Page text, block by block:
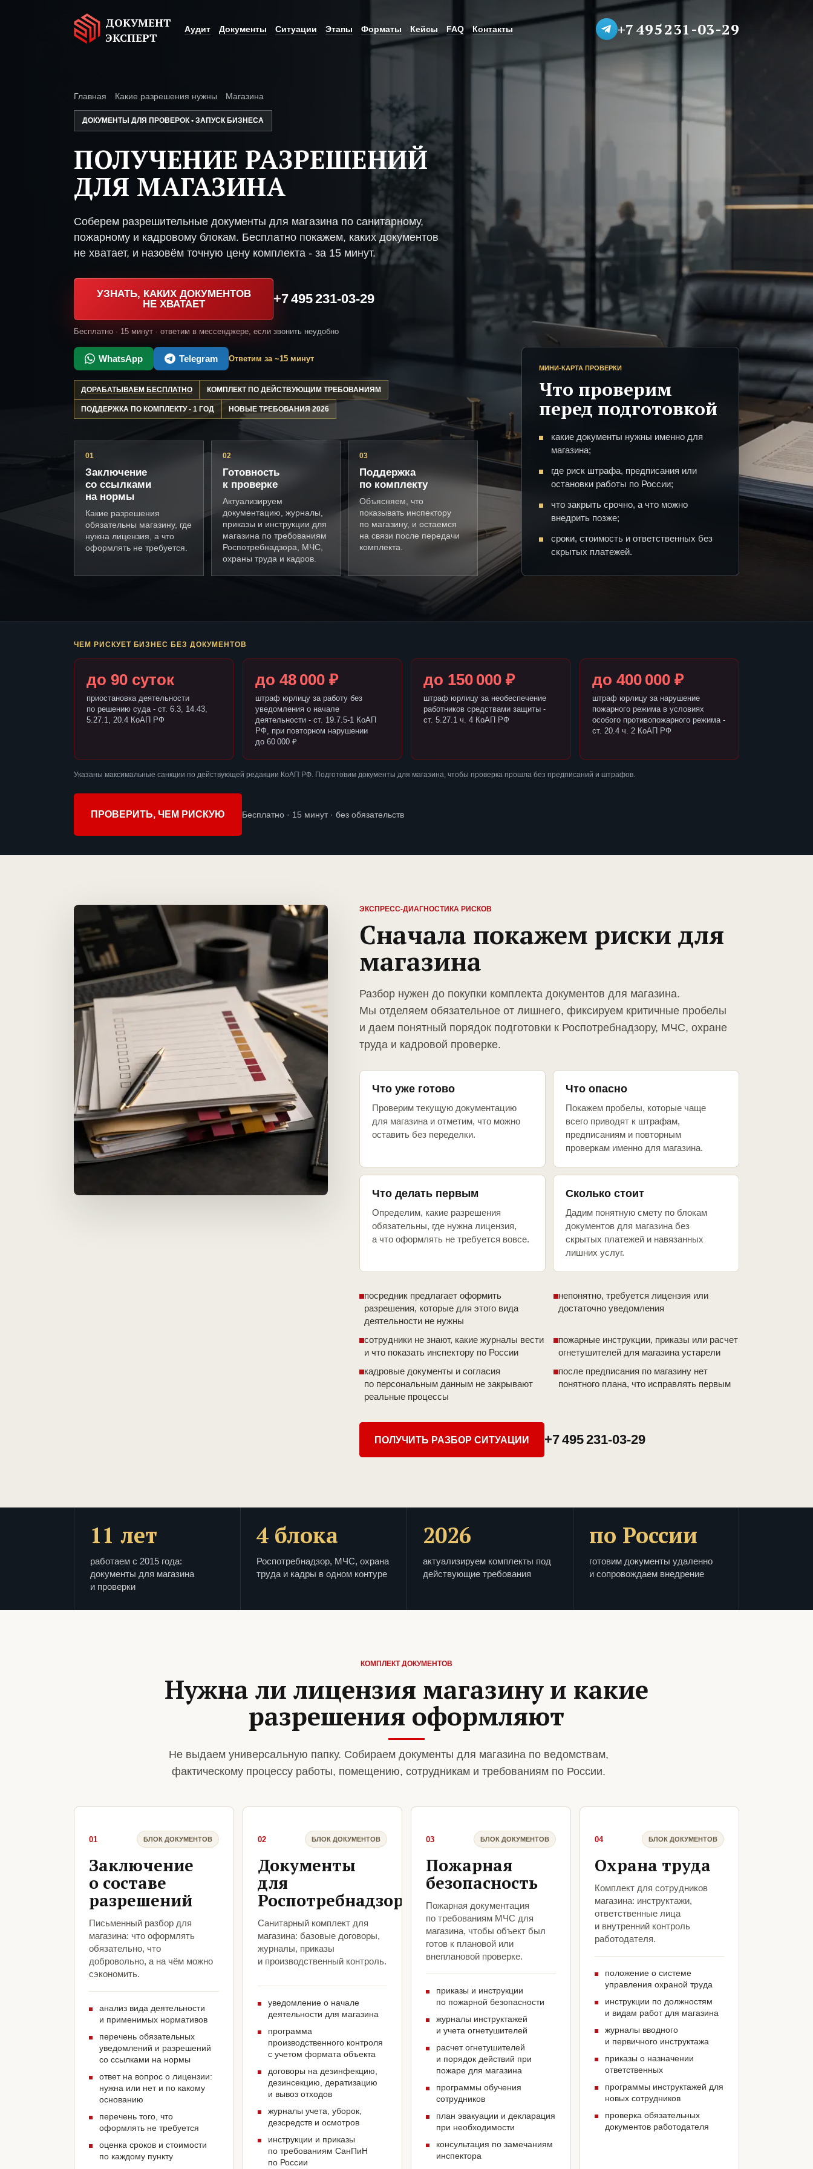
ДОКУМЕНТ
ЭКСПЕРТ
Аудит Документы Ситуации Этапы Форматы Кейсы FAQ Контакты +7 495 231-03-29
Главная Какие разрешения нужны Магазина
ДОКУМЕНТЫ ДЛЯ ПРОВЕРОК • ЗАПУСК БИЗНЕСА
ПОЛУЧЕНИЕ РАЗРЕШЕНИЙ
ДЛЯ МАГАЗИНА
Соберем разрешительные документы для магазина по санитарному,
пожарному и кадровому блокам. Бесплатно покажем, каких документов
не хватает, и назовём точную цену комплекта - за 15 минут.
УЗНАТЬ, КАКИХ ДОКУМЕНТОВ
НЕ ХВАТАЕТ
+7 495 231-03-29
Бесплатно · 15 минут · ответим в мессенджере, если звонить неудобно
WhatsApp Telegram Ответим за ~15 минут
ДОРАБАТЫВАЕМ БЕСПЛАТНО КОМПЛЕКТ ПО ДЕЙСТВУЮЩИМ ТРЕБОВАНИЯМ
ПОДДЕРЖКА ПО КОМПЛЕКТУ - 1 ГОД НОВЫЕ ТРЕБОВАНИЯ 2026
01
Заключение
со ссылками
на нормы
Какие разрешения
обязательны магазину, где
нужна лицензия, а что
оформлять не требуется.
02
Готовность
к проверке
Актуализируем
документацию, журналы,
приказы и инструкции для
магазина по требованиям
Роспотребнадзора, МЧС,
охраны труда и кадров.
03
Поддержка
по комплекту
Объясняем, что
показывать инспектору
по магазину, и остаемся
на связи после передачи
комплекта.
МИНИ-КАРТА ПРОВЕРКИ
Что проверим
перед подготовкой
какие документы нужны именно для
магазина;
где риск штрафа, предписания или
остановки работы по России;
что закрыть срочно, а что можно
внедрить позже;
сроки, стоимость и ответственных без
скрытых платежей.
ЧЕМ РИСКУЕТ БИЗНЕС БЕЗ ДОКУМЕНТОВ
до 90 суток
приостановка деятельности
по решению суда - ст. 6.3, 14.43,
5.27.1, 20.4 КоАП РФ
до 48 000 ₽
штраф юрлицу за работу без
уведомления о начале
деятельности - ст. 19.7.5-1 КоАП
РФ, при повторном нарушении
до 60 000 ₽
до 150 000 ₽
штраф юрлицу за необеспечение
работников средствами защиты -
ст. 5.27.1 ч. 4 КоАП РФ
до 400 000 ₽
штраф юрлицу за нарушение
пожарного режима в условиях
особого противопожарного режима -
ст. 20.4 ч. 2 КоАП РФ
Указаны максимальные санкции по действующей редакции КоАП РФ. Подготовим документы для магазина, чтобы проверка прошла без предписаний и штрафов.
ПРОВЕРИТЬ, ЧЕМ РИСКУЮ Бесплатно · 15 минут · без обязательств
ЭКСПРЕСС-ДИАГНОСТИКА РИСКОВ
Сначала покажем риски для
магазина
Разбор нужен до покупки комплекта документов для магазина.
Мы отделяем обязательное от лишнего, фиксируем критичные пробелы
и даем понятный порядок подготовки к Роспотребнадзору, МЧС, охране
труда и кадровой проверке.
Что уже готово
Проверим текущую документацию
для магазина и отметим, что можно
оставить без переделки.
Что опасно
Покажем пробелы, которые чаще
всего приводят к штрафам,
предписаниям и повторным
проверкам именно для магазина.
Что делать первым
Определим, какие разрешения
обязательны, где нужна лицензия,
а что оформлять не требуется вовсе.
Сколько стоит
Дадим понятную смету по блокам
документов для магазина без
скрытых платежей и навязанных
лишних услуг.
посредник предлагает оформить
разрешения, которые для этого вида
деятельности не нужны
непонятно, требуется лицензия или
достаточно уведомления
сотрудники не знают, какие журналы вести
и что показать инспектору по России
пожарные инструкции, приказы или расчет
огнетушителей для магазина устарели
кадровые документы и согласия
по персональным данным не закрывают
реальные процессы
после предписания по магазину нет
понятного плана, что исправлять первым
ПОЛУЧИТЬ РАЗБОР СИТУАЦИИ +7 495 231-03-29
11 лет
работаем с 2015 года:
документы для магазина
и проверки
4 блока
Роспотребнадзор, МЧС, охрана
труда и кадры в одном контуре
2026
актуализируем комплекты под
действующие требования
по России
готовим документы удаленно
и сопровождаем внедрение
КОМПЛЕКТ ДОКУМЕНТОВ
Нужна ли лицензия магазину и какие
разрешения оформляют
Не выдаем универсальную папку. Собираем документы для магазина по ведомствам,
фактическому процессу работы, помещению, сотрудникам и требованиям по России.
01 БЛОК ДОКУМЕНТОВ
Заключение
о составе
разрешений
Письменный разбор для
магазина: что оформлять
обязательно, что
добровольно, а на чём можно
сэкономить.
анализ вида деятельности
и применимых нормативов
перечень обязательных
уведомлений и разрешений
со ссылками на нормы
ответ на вопрос о лицензии:
нужна или нет и по какому
основанию
перечень того, что
оформлять не требуется
оценка сроков и стоимости
по каждому пункту
02 БЛОК ДОКУМЕНТОВ
Документы
для
Роспотребнадзора
Санитарный комплект для
магазина: базовые договоры,
журналы, приказы
и производственный контроль.
уведомление о начале
деятельности для магазина
программа
производственного контроля
с учетом формата объекта
договоры на дезинфекцию,
дезинсекцию, дератизацию
и вывоз отходов
журналы учета, уборок,
дезсредств и осмотров
инструкции и приказы
по требованиям СанПиН
по России
03 БЛОК ДОКУМЕНТОВ
Пожарная
безопасность
Пожарная документация
по требованиям МЧС для
магазина, чтобы объект был
готов к плановой или
внеплановой проверке.
приказы и инструкции
по пожарной безопасности
журналы инструктажей
и учета огнетушителей
расчет огнетушителей
и порядок действий при
пожаре для магазина
программы обучения
сотрудников
план эвакуации и декларация
при необходимости
консультация по замечаниям
инспектора
04 БЛОК ДОКУМЕНТОВ
Охрана труда
Комплект для сотрудников
магазина: инструктажи,
ответственные лица
и внутренний контроль
работодателя.
положение о системе
управления охраной труда
инструкции по должностям
и видам работ для магазина
журналы вводного
и первичного инструктажа
приказы о назначении
ответственных
программы инструктажей для
новых сотрудников
проверка обязательных
документов работодателя